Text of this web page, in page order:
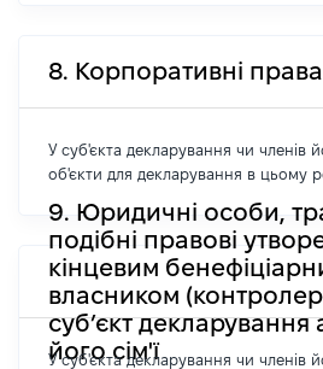
8. Корпоративні права
У суб'єкта декларування чи членів
об'єкти для декларування в цьому
9. Юридичні особи,
подібні правові
кінцевим
власником
суб’єкт
його сім'ї
У суб'єкта декларування чи членів